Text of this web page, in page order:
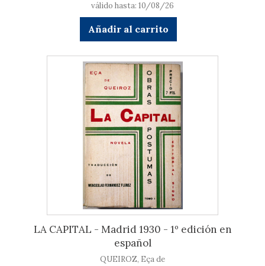
válido hasta: 10/08/26
Añadir al carrito
LA CAPITAL - Madrid 1930 - 1º edición en
español
QUEIROZ, Eça de